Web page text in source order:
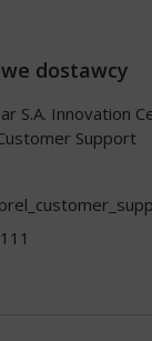
dostawcy
S.A. Innovation
Support